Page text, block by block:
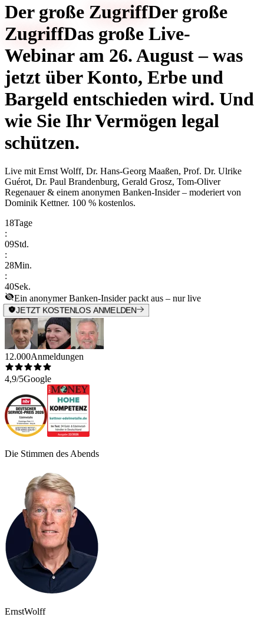
Der große ZugriffDer große
ZugriffDas große Live-
Webinar am 26. August – was
jetzt über Konto, Erbe und
Bargeld entschieden wird. Und
wie Sie Ihr Vermögen legal
schützen.
Live mitErnst Wolff, Dr. Hans-Georg Maaßen, Prof. Dr. Ulrike
Guérot, Dr. Paul Brandenburg, Gerald Grosz, Tom-Oliver
Regenauer & einem anonymen Banken-Insider– moderiert von
Dominik Kettner. 100 % kostenlos.
18Tage
:
09Std.
:
28Min.
:
40Sek.
Ein anonymer Banken-Insider packt aus – nur live
JETZT KOSTENLOS ANMELDEN
12.000Anmeldungen
4,9/5Google
Die Stimmen des Abends
ErnstWolff